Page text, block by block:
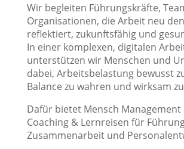
Wir begleiten Führungskräfte,
Organisationen, die Arbeit neu
reflektiert, zukunftsfähig und
In einer komplexen, digitalen
unterstützen wir Menschen und
dabei, Arbeitsbelastung bewusst
Balance zu wahren und wirksam
Dafür bietet Mensch Management
Coaching & Lernreisen für
Zusammenarbeit und